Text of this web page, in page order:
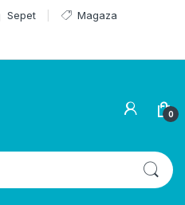
Sepet Magaza
0